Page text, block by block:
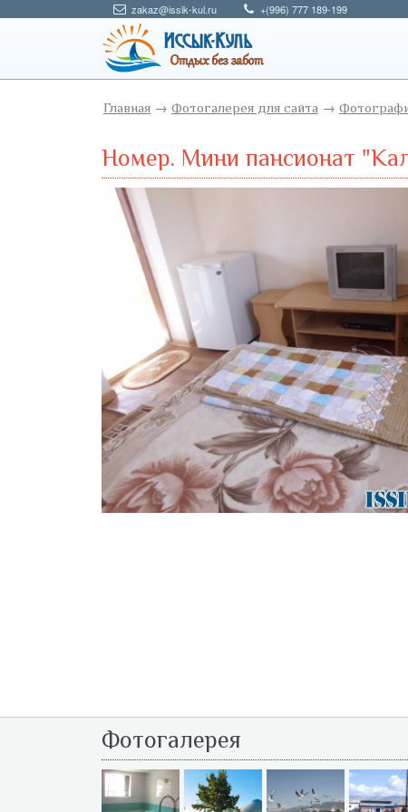
zakaz@issik-kul.ru +(996) 777 189-199
Главная → Фотогалерея для сайта →
Номер. Мини пансионат
Фотогалерея